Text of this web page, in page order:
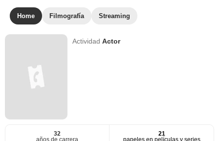
Home Filmografía Streaming
ActividadActor
32
años de carrera
21
papeles en películas y series